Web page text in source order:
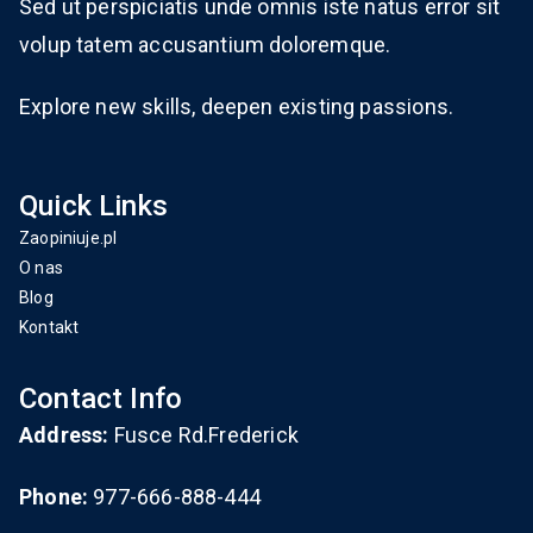
Sed ut perspiciatis unde omnis iste natus error sit
volup tatem accusantium doloremque.
Explore new skills, deepen existing passions.
Quick Links
Zaopiniuje.pl
O nas
Blog
Kontakt
Contact Info
Address: Fusce Rd.Frederick
Phone: 977-666-888-444